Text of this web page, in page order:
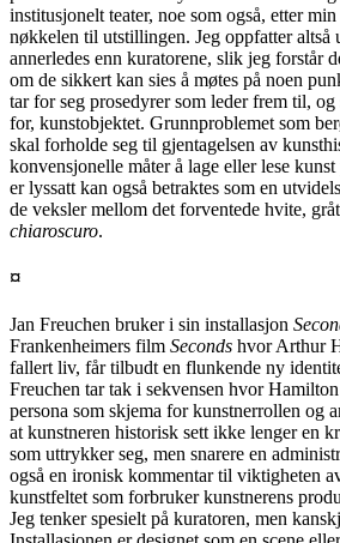
institusjonelt teater, noe som også, etter
nøkkelen til utstillingen. Jeg oppfatter altså
annerledes enn kuratorene, slik jeg forstår
om de sikkert kan sies å møtes på noen
tar for seg prosedyrer som leder frem til, og
for, kunstobjektet. Grunnproblemet som
skal forholde seg til gjentagelsen av
konvensjonelle måter å lage eller lese
er lyssatt kan også betraktes som en
de veksler mellom det forventede hvite,
chiaroscuro.
¤
Jan Freuchen bruker i sin installasjon
Frankenheimers film Seconds hvor Arthur
fallert liv, får tilbudt en flunkende ny
Freuchen tar tak i sekvensen hvor
persona som skjema for kunstnerrollen og
at kunstneren historisk sett ikke lenger en
som uttrykker seg, men snarere en
også en ironisk kommentar til viktigheten
kunstfeltet som forbruker kunstnerens
Jeg tenker spesielt på kuratoren, men